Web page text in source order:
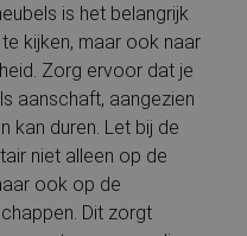
is het belangrijk
kijken, maar ook naar
Zorg ervoor dat je
aanschaft, aangezien
kan duren. Let bij de
niet alleen op de
ook op de
Dit zorgt